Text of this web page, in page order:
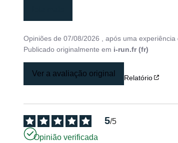
Opiniões de07/08/2026 , após uma
Publicado originalmente em i-run.fr (fr)
Ver a avaliação original Relatório
5/5
Opinião verificada